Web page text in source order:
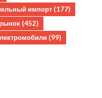
импорт (177)
(452)
(99)